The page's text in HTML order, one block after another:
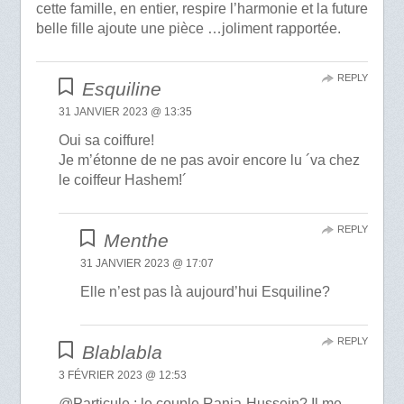
cette famille, en entier, respire l’harmonie et la future
belle fille ajoute une pièce …joliment rapportée.
Esquiline
31 JANVIER 2023 @ 13:35
Oui sa coiffure!
Je m’étonne de ne pas avoir encore lu ´va chez
le coiffeur Hashem!´
REPLY
Menthe
31 JANVIER 2023 @ 17:07
Elle n’est pas là aujourd’hui Esquiline?
REPLY
Blablabla
3 FÉVRIER 2023 @ 12:53
REPLY